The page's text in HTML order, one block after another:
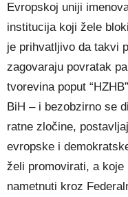
Evropskoj uniji
institucija koji žele
je prihvatljivo da takvi
zagovaraju povratak
tvorevina poput
BiH – i bezobzirno se
ratne zločine,
evropske i
želi promovirati, a
nametnuti kroz